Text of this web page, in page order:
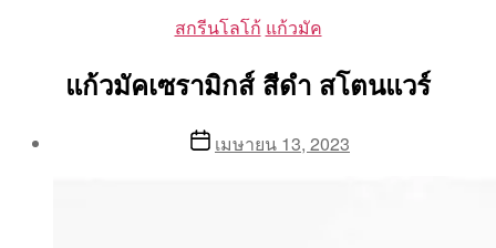
Categories
สกรีนโลโก้ แก้วมัค
แก้วมัคเซรามิกส์ สีดำ สโตนแวร์
Postเมษายน 13, 2023